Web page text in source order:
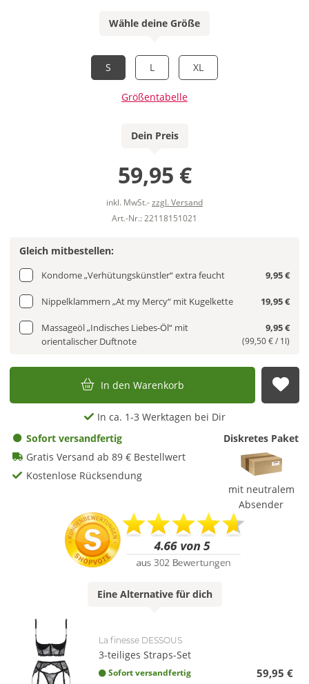
Wähle deine Größe
S L XL
Größentabelle
Dein Preis
59,95 €
inkl. MwSt.-zzgl. Versand
Art.-Nr.: 22118151021
Gleich mitbestellen:
Kondome „Verhütungskünstler“ extra feucht 9,95 €
Nippelklammern „At my Mercy“ mit Kugelkette 19,95 €
Massageöl „Indisches Liebes-Öl“ mit
orientalischer Duftnote
9,95 €
(99,50 € / 1l)
In den Warenkorb
In ca. 1-3 Werktagen bei Dir
Sofort versandfertig
Gratis Versand ab 89 € Bestellwert
Kostenlose Rücksendung
Diskretes Paket
mit neutralem
Absender
Eine Alternativefür dich
La finesse DESSOUS
3-teiliges Straps-Set
Sofort versandfertig 59,95 €